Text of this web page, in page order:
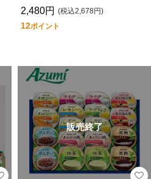
ＰＤ－２０
2,480円 (税込2,678円)
12ポイント
販売終了